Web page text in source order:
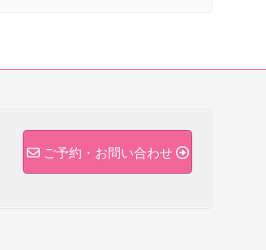
ご予約・お問い合わせ